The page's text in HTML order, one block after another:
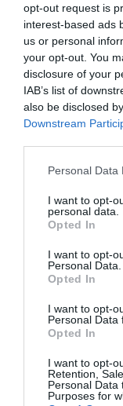
opt-out request is
interest-based ads
us or personal
your opt-out. You
disclosure of your
IAB’s list of
also be disclosed
Downstream
Please note that
not limited to your
grant or deny
use your data for
consent section.
Personal Data
I want to opt-
personal data.
Opted In
I want to opt-
Personal Data.
Opted In
I want to opt-
Personal Data
Opted In
I want to opt-
Retention,
Personal Data
Purposes for
Jedna od
situacijama je:
ste ga čuli, ali mu ne
5. Ne dajte im
niste uzrujani, nego
poraženo. Oni koji
reakciju. Kad im to
Ako se netko ponaša
nasmiješiti te reći
nadam se da će biti
6. Odaberite svoje
ponaša grubo,
Ne morate se
Mudrost je znati